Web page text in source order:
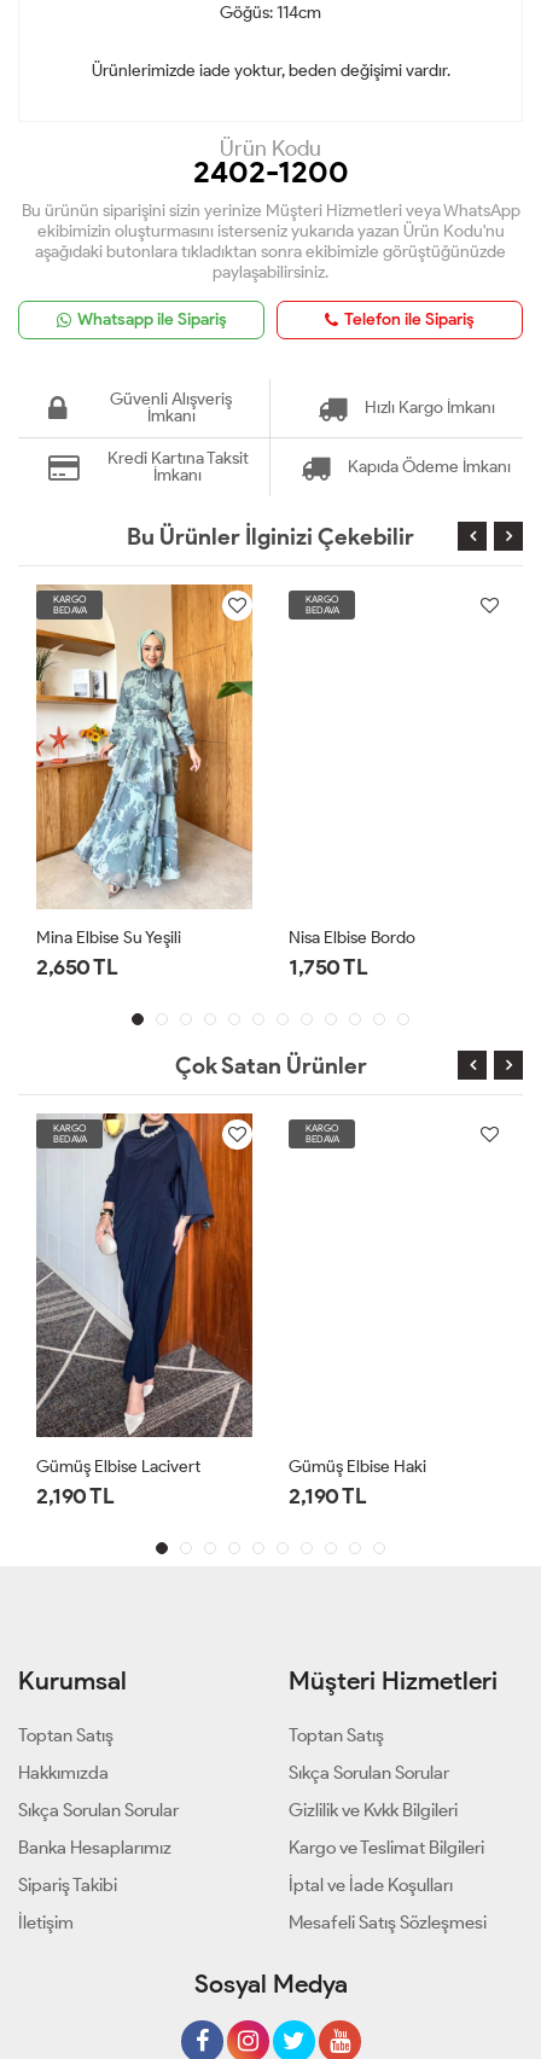
Göğüs: 114cm
Ürünlerimizde iade yoktur, beden değişimi vardır.
Ürün Kodu
2402-1200
Bu ürünün siparişini sizin yerinize Müşteri Hizmetleri veya WhatsApp
ekibimizin oluşturmasını isterseniz yukarıda yazan Ürün Kodu'nu
aşağıdaki butonlara tıkladıktan sonra ekibimizle görüştüğünüzde
paylaşabilirsiniz.
Whatsapp ile Sipariş Telefon ile Sipariş
Güvenli Alışveriş
İmkanı
Hızlı Kargo İmkanı
Kredi Kartına Taksit
İmkanı
Kapıda Ödeme İmkanı
Bu Ürünler İlginizi Çekebilir
KARGO
BEDAVA
Mina Elbise Su Yeşili
2,650 TL
KARGO
BEDAVA
Nisa Elbise Bordo
1,750 TL
Çok Satan Ürünler
KARGO
BEDAVA
Gümüş Elbise Lacivert
2,190 TL
KARGO
BEDAVA
Gümüş Elbise Haki
2,190 TL
Kurumsal
Toptan Satış
Hakkımızda
Sıkça Sorulan Sorular
Banka Hesaplarımız
Sipariş Takibi
İletişim
Müşteri Hizmetleri
Toptan Satış
Sıkça Sorulan Sorular
Gizlilik ve Kvkk Bilgileri
Kargo ve Teslimat Bilgileri
İptal ve İade Koşulları
Mesafeli Satış Sözleşmesi
Sosyal Medya